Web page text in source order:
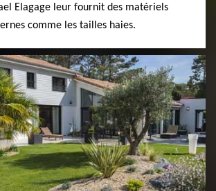
Elagage leur fournit des matériels
comme les tailles haies.